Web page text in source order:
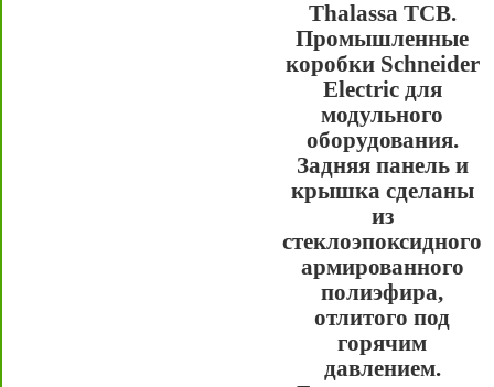
Thalassa TCB.
Промышленные
коробки Schneider
Electric для
модульного
оборудования.
Задняя панель и
крышка сделаны
из
стеклоэпоксидного
армированного
полиэфира,
отлитого под
горячим
давлением.